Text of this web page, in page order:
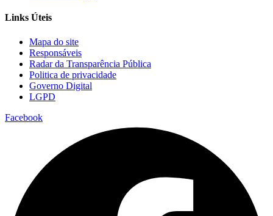
Links Úteis
Mapa do site
Responsáveis
Radar da Transparência Pública
Politica de privacidade
Governo Digital
LGPD
Facebook